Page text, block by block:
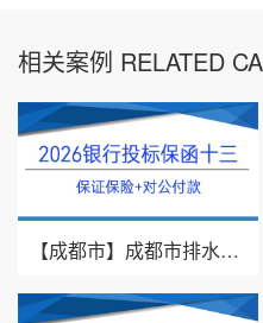
相关案例 RELATED
【成都市】成都市排水有限责任公司/投标保证保险/2026银行投标保函十三